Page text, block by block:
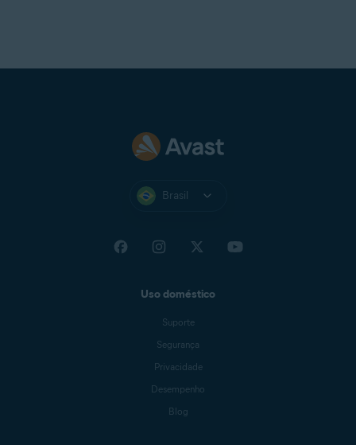
Brasil
Uso doméstico
Suporte
Segurança
Privacidade
Desempenho
Blog